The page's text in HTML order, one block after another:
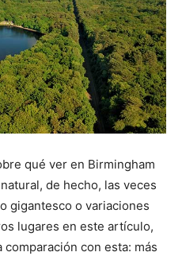
qué ver en Birmingham
de hecho, las veces
gigantesco o variaciones
lugares en este artículo,
con esta: más